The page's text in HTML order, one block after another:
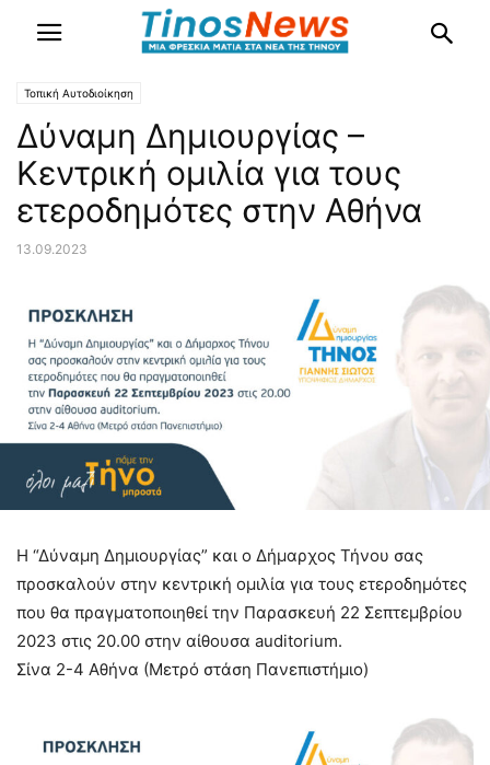
Τοπική Αυτοδιοίκηση
Δύναμη Δημιουργίας –
Κεντρική ομιλία για τους
ετεροδημότες στην Αθήνα
13.09.2023
Η “Δύναμη Δημιουργίας” και ο Δήμαρχος Τήνου σας
προσκαλούν στην κεντρική ομιλία για τους ετεροδημότες
που θα πραγματοποιηθεί την Παρασκευή 22 Σεπτεμβρίου
2023 στις 20.00 στην αίθουσα auditorium.
Σίνα 2-4 Αθήνα (Μετρό στάση Πανεπιστήμιο)